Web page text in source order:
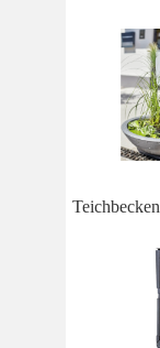
Teichbecken